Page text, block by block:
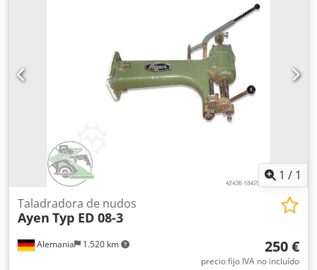
Portaherramientas: rosca para insertar Limitación de la
profundidad de perforación: sí Carrera de perforación: 70
mm Velocidades de giro: 1400 / 2800 rpm Sujeción de la
pieza de trabajo: sí Avance de perforación: palanca
manual Altura de trabajo o altura de la mesa de apoyo:
890 mm, con iluminación Ubicación: Nattheim
1 / 1
Alemania 1.520 km
Taladradora de nudos
Ayen Typ ED 08-3
250 €
precio fijo IVA no incluído